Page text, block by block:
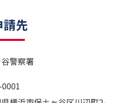
請先
警察署